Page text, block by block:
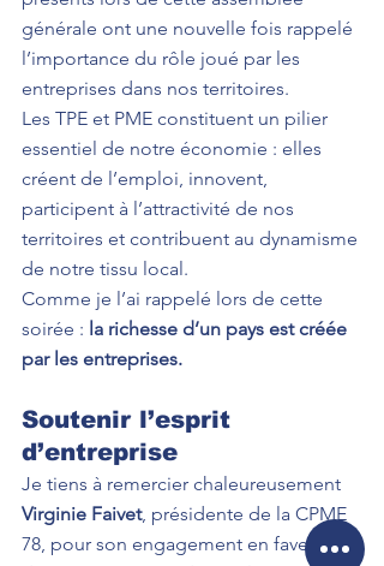
générale ont une nouvelle fois rappelé
l’importance du rôle joué par les
entreprises dans nos territoires.
Les TPE et PME constituent un pilier
essentiel de notre économie : elles
créent de l’emploi, innovent,
participent à l’attractivité de nos
territoires et contribuent au dynamisme
de notre tissu local.
Comme je l’ai rappelé lors de cette
soirée : la richesse d’un pays est créée
par les entreprises.
Soutenir l’esprit
d’entreprise
Je tiens à remercier chaleureusement
Virginie Faivet, présidente de la CPME
78, pour son engagement en faveur